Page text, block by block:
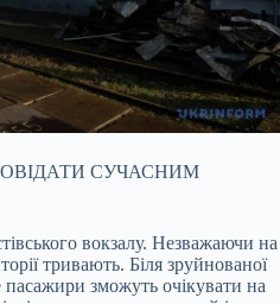
СУЧАСНИМ
вокзалу. Незважаючи на
тривають. Біля зруйнованої
пасажири зможуть очікувати на